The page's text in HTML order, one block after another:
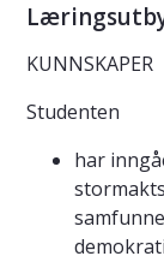
KUNNSKAPER
Studenten
har